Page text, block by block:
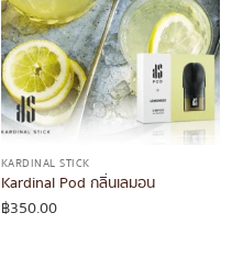
KARDINAL STICK
Kardinal Pod กลิ่นเลมอน
฿350.00